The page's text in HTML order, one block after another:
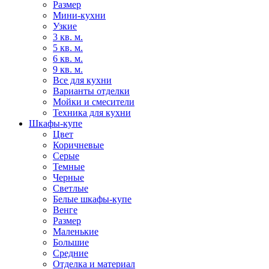
Размер
Мини-кухни
Узкие
3 кв. м.
5 кв. м.
6 кв. м.
9 кв. м.
Все для кухни
Варианты отделки
Мойки и смесители
Техника для кухни
Шкафы-купе
Цвет
Коричневые
Серые
Темные
Черные
Светлые
Белые шкафы-купе
Венге
Размер
Маленькие
Большие
Средние
Отделка и материал